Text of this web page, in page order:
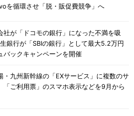
を循環させ「脱・販促費競争」へ
社が「ドコモの銀行」になった不満を吸
銀行が「SBIの銀行」として最大5.2万円
バックキャンペーンを開催
・九州新幹線の「EXサービス」に複数のサ
ご利用票」のスマホ表示などを9月から